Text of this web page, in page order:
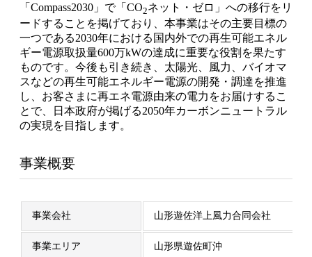
「Compass2030」で「CO2ネット・ゼロ」への移行をリ
ードすることを掲げており、本事業はその主要目標の
一つである2030年における国内外での再生可能エネル
ギー電源取扱量600万kWの達成に重要な役割を果たす
ものです。今後も引き続き、太陽光、風力、バイオマ
スなどの再生可能エネルギー電源の開発・調達を推進
し、お客さまに再エネ電源由来の電力をお届けするこ
とで、日本政府が掲げる2050年カーボンニュートラル
の実現を目指します。
事業概要
事業会社 山形遊佐洋上風力合同会社
事業エリア 山形県遊佐町沖